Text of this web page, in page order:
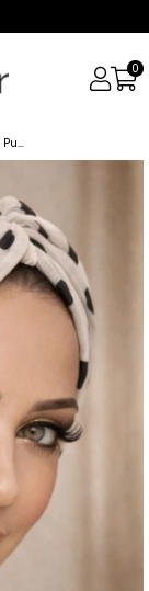
0
Kemik Siyah Puan Tokalı Bone